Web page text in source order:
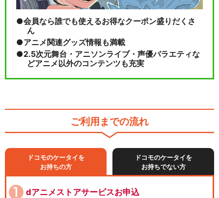
会員なら誰でも使えるお得なクーポン盛りだくさ
ん
アニメ関連グッズ情報も満載
2.5次元舞台・アニソンライブ・声優バラエティな
どアニメ以外のコンテンツも充実
ご利用までの流れ
ドコモのケータイを
お持ちの方
ドコモのケータイを
お持ちでない方
dアニメストアサービスお申込